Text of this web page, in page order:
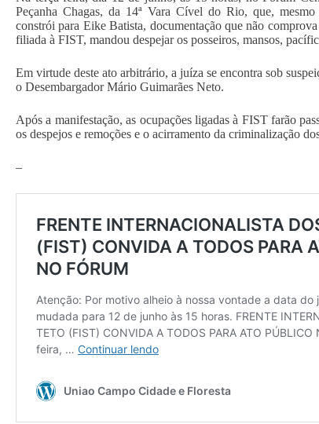
Peçanha Chagas, da 14ª Vara Cível do Rio, que,
constrói para Eike Batista, documentação que não
filiada à FIST, mandou despejar os posseiros, mansos,
Em virtude deste ato arbitrário, a juíza se encontra sob
o Desembargador Mário Guimarães Neto.
Após a manifestação, as ocupações ligadas à FIST farão
os despejos e remoções e o acirramento da criminalização
–